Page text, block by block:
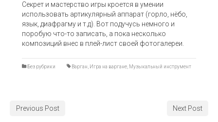
Секрет и мастерство игры кроется в умении
использовать артикулярный аппарат (горло, нёбо,
язык, диафрагму и т.д). Вот подучусь немного и
поробую что-то записать, а пока несколько
композиций внес в плей-лист своей фотогалереи.
Без рубрики Варган, Игра на варгане, Музыкальный инструмент
Previous Post Next Post